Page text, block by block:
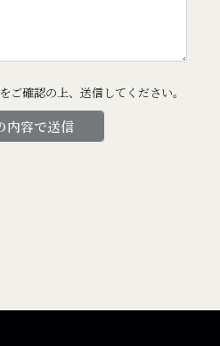
をご確認の上、送信してください。